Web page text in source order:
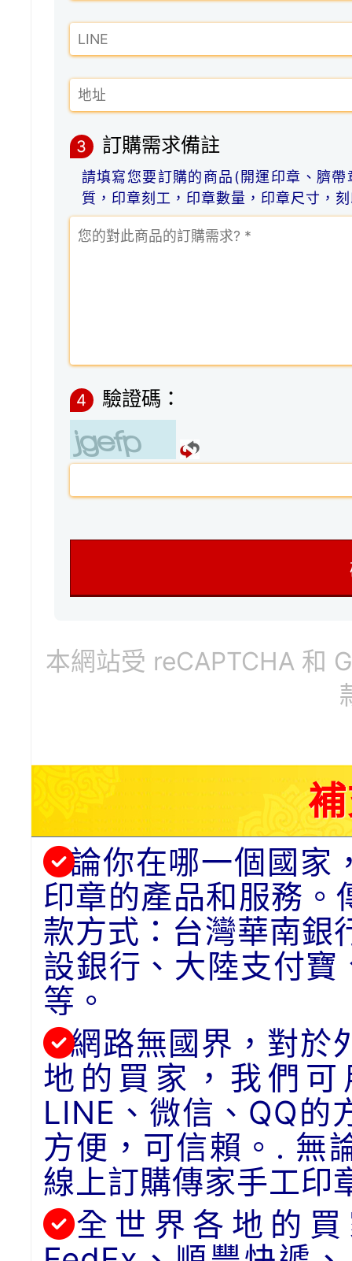
3 訂購需求備註
請填寫您要訂購的商品(開運印章、臍
質，印章刻工，印章數量，印章尺寸，
4 驗證碼：
本網站受 reCAPTCHA 和
論你在哪一個國家
印章的產品和服務。
款方式：台灣華南銀
設銀行、大陸支付
等。
網路無國界，對於
地的買家，我們
LINE、微信、QQ的
方便，可信賴。. 無
線上訂購傳家手工印
全世界各地的買